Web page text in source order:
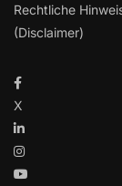
Rechtliche
(Disclaimer)
X